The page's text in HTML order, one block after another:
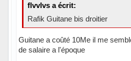
flvvlvs a écrit:
Rafik Guitane bis droitier
Guitane a coûté 10Me il me
de salaire a l'époque